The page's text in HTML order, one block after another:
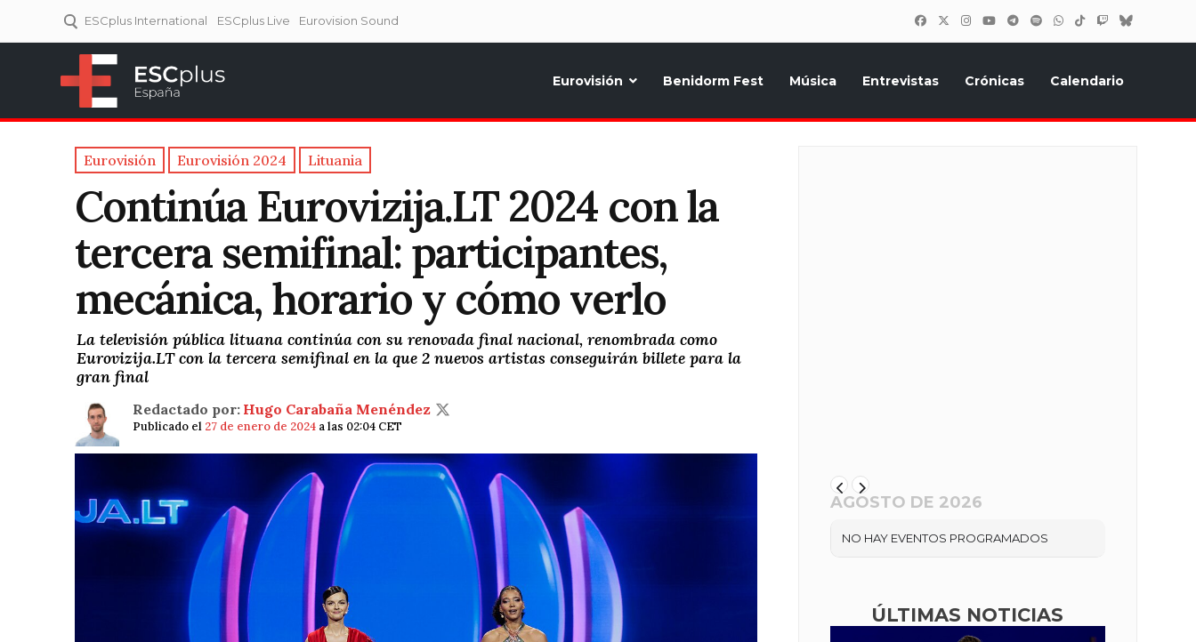
ESCplus International ESCplus Live Eurovision Sound
Eurovisión Benidorm Fest Música Entrevistas Crónicas Calendario
Eurovisión Eurovisión 2024 Lituania
Continúa Eurovizija.LT 2024 con la
tercera semifinal: participantes,
mecánica, horario y cómo verlo
La televisión pública lituana continúa con su renovada final nacional, renombrada como
Eurovizija.LT con la tercera semifinal en la que 2 nuevos artistas conseguirán billete para la
gran final
Redactado por: Hugo Carabaña Menéndez
Publicado el 27 de enero de 2024 a las 02:04 CET
AGOSTO DE 2026
NO HAY EVENTOS PROGRAMADOS
ÚLTIMAS NOTICIAS